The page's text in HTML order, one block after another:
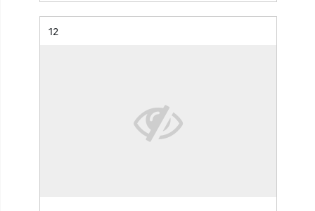
Résultat n°
12